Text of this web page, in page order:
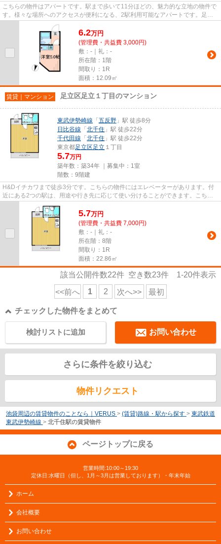
こちらの物件はアパートです。駅まで歩いて11分ほどの、魅力的な立地の物件で
す。様々な場所へのアクセスが便利になる、2駅利用可能なアパートです。足立
区エリアの賃貸物件探しは、地...
6.2万円
(管理費・共益費 3,000円)
敷：-｜礼：-
所在階：1階
間取り：1R
面積：12.09㎡
賃貸｜マンション 足立区足立１丁目のマンション
東武伊勢崎線 「 五反野 」駅 徒歩8分
日比谷線 「 北千住 」駅 徒歩22分
千代田線 「 北千住 」駅 徒歩22分
東京都足立区足立 １丁目
5.7万円
築年数：築34年 ｜募集中： 1室
階数：9階建
H&Dイチカワまで徒歩3分です。こちらの物件にはエレベーターがあります。付
近にある2つの駅は、用途や行き先に応じて使い分けることができます。こちら
5.7万円
(管理費・共益費 7,000円)
敷：-｜礼：-
所在階：8階
間取り：1R
面積：22.86㎡
該当公開件数22件 空き数23件 1-20件表示
<<前へ 1 2 次へ>> 最初
チェックした物件をまとめて
お問い合わせ
検討リストに追加
さらに条件を絞り込む
物件リクエスト
池袋周辺の賃貸物件のことなら｜VERUS > (賃貸)路線・駅から探す > 東武鉄道
東武伊勢崎線 > 北千住駅の賃貸物件
ページトップに戻る
営業時間:10:00～19:30
定休日:水曜日（但し、1月～3月は営業しております）・年末年始
ホーム
会社概要
お問い合わせ